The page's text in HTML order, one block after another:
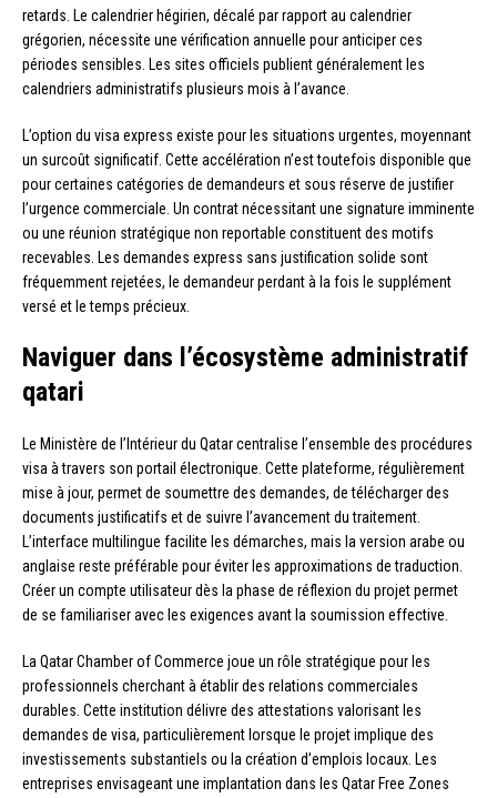
retards. Le calendrier hégirien, décalé par rapport au calendrier
grégorien, nécessite une vérification annuelle pour anticiper ces
périodes sensibles. Les sites officiels publient généralement les
calendriers administratifs plusieurs mois à l’avance.
L’option du visa express existe pour les situations urgentes, moyennant
un surcoût significatif. Cette accélération n’est toutefois disponible que
pour certaines catégories de demandeurs et sous réserve de justifier
l’urgence commerciale. Un contrat nécessitant une signature imminente
ou une réunion stratégique non reportable constituent des motifs
recevables. Les demandes express sans justification solide sont
fréquemment rejetées, le demandeur perdant à la fois le supplément
versé et le temps précieux.
Naviguer dans l’écosystème administratif
qatari
Le Ministère de l’Intérieur du Qatar centralise l’ensemble des procédures
visa à travers son portail électronique. Cette plateforme, régulièrement
mise à jour, permet de soumettre des demandes, de télécharger des
documents justificatifs et de suivre l’avancement du traitement.
L’interface multilingue facilite les démarches, mais la version arabe ou
anglaise reste préférable pour éviter les approximations de traduction.
Créer un compte utilisateur dès la phase de réflexion du projet permet
de se familiariser avec les exigences avant la soumission effective.
La Qatar Chamber of Commerce joue un rôle stratégique pour les
professionnels cherchant à établir des relations commerciales
durables. Cette institution délivre des attestations valorisant les
demandes de visa, particulièrement lorsque le projet implique des
investissements substantiels ou la création d’emplois locaux. Les
entreprises envisageant une implantation dans les Qatar Free Zones